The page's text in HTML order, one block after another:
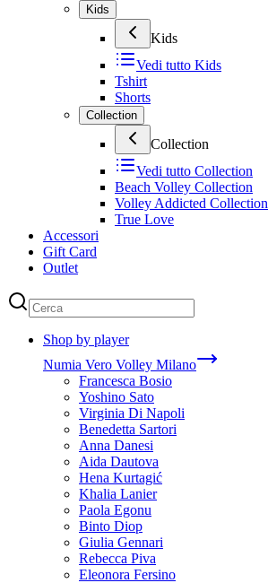
Kids
Kids
Vedi tutto Kids
Tshirt
Shorts
Collection
Collection
Vedi tutto Collection
Beach Volley Collection
Volley Addicted Collection
True Love
Accessori
Gift Card
Outlet
Shop by player
Numia Vero Volley Milano
Francesca Bosio
Yoshino Sato
Virginia Di Napoli
Benedetta Sartori
Anna Danesi
Aida Dautova
Hena Kurtagić
Khalia Lanier
Paola Egonu
Binto Diop
Giulia Gennari
Rebecca Piva
Eleonora Fersino